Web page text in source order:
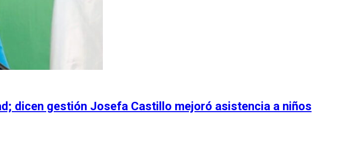
dicen gestión Josefa Castillo mejoró asistencia a niños